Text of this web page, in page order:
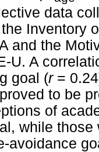
data
Inventory
and the
U. A
goal (r=
to be
of
while
avoidance